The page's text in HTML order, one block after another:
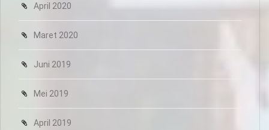
April 2020
Maret 2020
Juni 2019
Mei 2019
April 2019